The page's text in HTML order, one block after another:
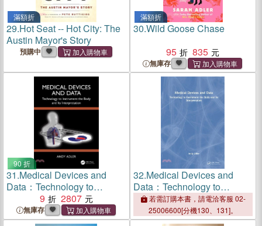
滿額折
29.Hot Seat -- Hot City: The
Austin Mayor's Story
預購中
滿額折
30.Wild Goose Chase
95
835
無庫存
90 折
31.Medical Devices and
Data：Technology to
Instrument the Body and its
Interpretation
9 2807
無庫存
32.Medical Devices and
Data：Technology to
Instrument the Body and its
Interpretation
若需訂購本書，請電洽客服 02-
25006600[分機130、131]。